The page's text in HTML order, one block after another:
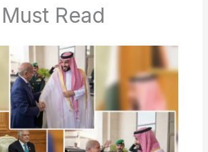
Must Read